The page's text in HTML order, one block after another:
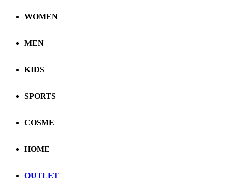
WOMEN
MEN
KIDS
SPORTS
COSME
HOME
OUTLET